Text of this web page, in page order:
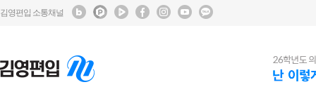
김영편입 소통채널